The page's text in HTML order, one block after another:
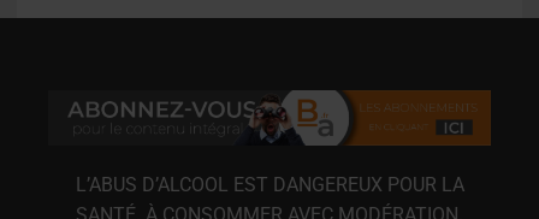
L’ABUS D’ALCOOL EST DANGEREUX POUR LA